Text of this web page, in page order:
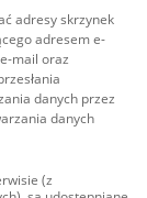
adresy skrzynek
adresem e-
mail oraz
danych przez
danych
(z